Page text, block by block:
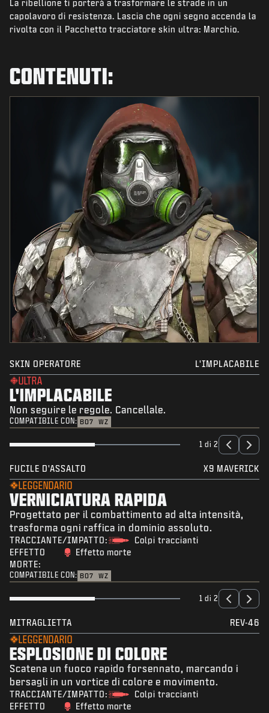
NOVITÀ
NEGOZIO
ASSISTENZA
|
La ribellione ti porterà a trasformare le strade in un
capolavoro di resistenza. Lascia che ogni segno accenda la
rivolta con il Pacchetto tracciatore skin ultra: Marchio.
CONTENUTI:
SKIN OPERATORE L'IMPLACABILE
ULTRA
L'IMPLACABILE
Non seguire le regole. Cancellale.
COMPATIBILE CON: BO7 WZ
1 di 2
FUCILE D'ASSALTO X9 MAVERICK
LEGGENDARIO
VERNICIATURA RAPIDA
Progettato per il combattimento ad alta intensità,
trasforma ogni raffica in dominio assoluto.
TRACCIANTE/IMPATTO:
Colpi traccianti
EFFETTO
MORTE:
Effetto morte
COMPATIBILE CON: BO7 WZ
1 di 2
MITRAGLIETTA REV-46
LEGGENDARIO
ESPLOSIONE DI COLORE
Scatena un fuoco rapido forsennato, marcando i
bersagli in un vortice di colore e movimento.
TRACCIANTE/IMPATTO:
Colpi traccianti
EFFETTO
Effetto morte